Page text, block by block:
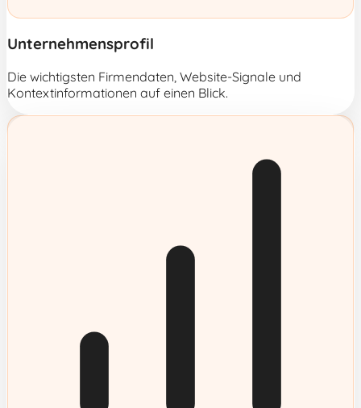
Unternehmensprofil
Die wichtigsten Firmendaten, Website-Signale und
Kontextinformationen auf einen Blick.